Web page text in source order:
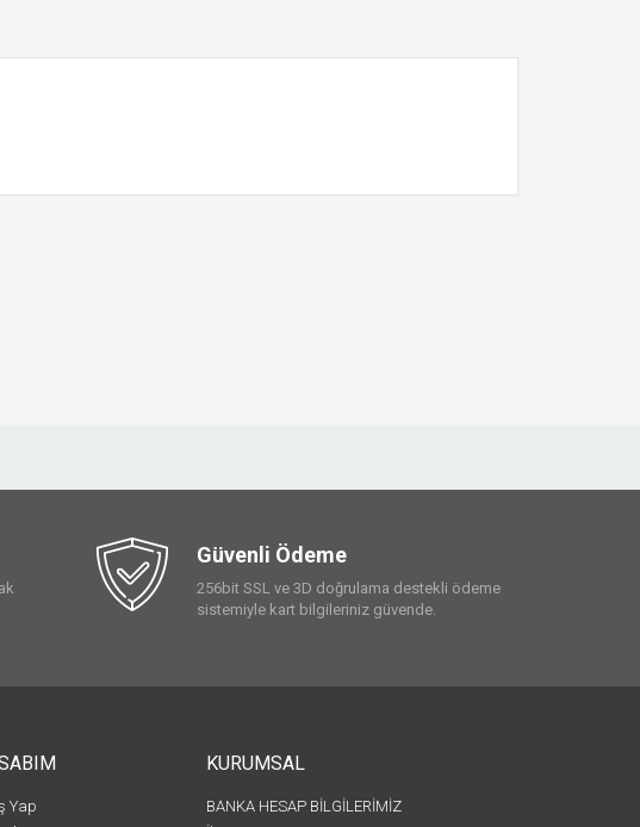
Güvenli Ödeme
256bit SSL ve 3D doğrulama destekli ödeme
sistemiyle kart bilgileriniz güvende.
Yap
KURUMSAL
BANKA HESAP BİLGİLERİMİZ